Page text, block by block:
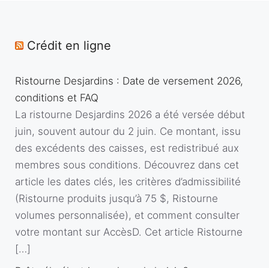
Crédit en ligne
Ristourne Desjardins : Date de versement 2026,
conditions et FAQ
La ristourne Desjardins 2026 a été versée début
juin, souvent autour du 2 juin. Ce montant, issu
des excédents des caisses, est redistribué aux
membres sous conditions. Découvrez dans cet
article les dates clés, les critères d’admissibilité
(Ristourne produits jusqu’à 75 $, Ristourne
volumes personnalisée), et comment consulter
votre montant sur AccèsD. Cet article Ristourne
[…]